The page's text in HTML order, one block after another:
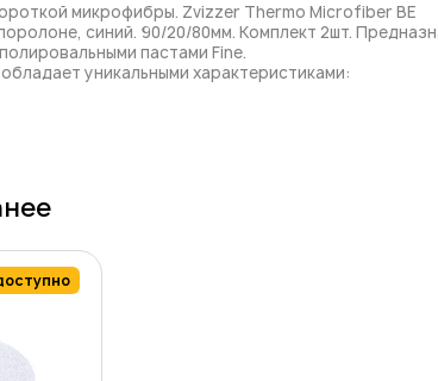
микрофибры. Zvizzer Thermo Microfiber BE
синий. 90/20/80мм. Комплект 2шт.
пастами Fine.
уникальными характеристиками: